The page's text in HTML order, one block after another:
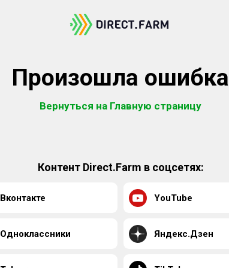
Произошла ошибка
Вернуться на Главную страницу
Контент Direct.Farm в соцсетях:
Вконтакте YouTube
Одноклассники Яндекс.Дзен